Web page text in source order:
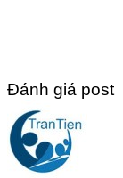
Đánh giá post